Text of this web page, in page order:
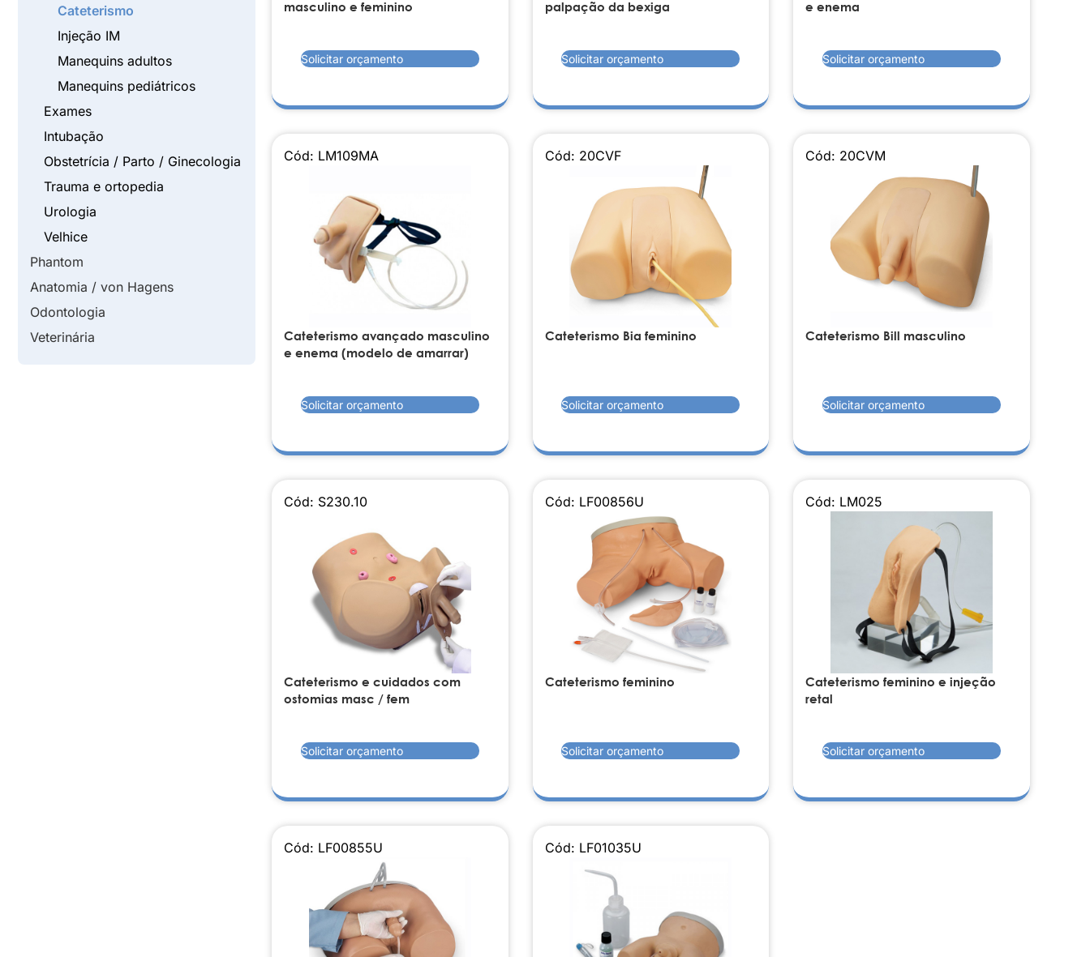
Cateterismo
Injeção IM
Manequins adultos
Manequins pediátricos
Exames
Intubação
Obstetrícia / Parto / Ginecologia
Trauma e ortopedia
Urologia
Velhice
Phantom
Anatomia / von Hagens
Odontologia
Veterinária
masculino e feminino
Solicitar orçamento
palpação da bexiga
Solicitar orçamento
e enema
Solicitar orçamento
Cód: LM109MA
Cateterismo avançado masculino
e enema (modelo de amarrar)
Solicitar orçamento
Cód: 20CVF
Cateterismo Bia feminino
Solicitar orçamento
Cód: 20CVM
Cateterismo Bill masculino
Solicitar orçamento
Cód: S230.10
Cateterismo e cuidados com
ostomias masc / fem
Solicitar orçamento
Cód: LF00856U
Cateterismo feminino
Solicitar orçamento
Cód: LM025
Cateterismo feminino e injeção
retal
Solicitar orçamento
Cód: LF00855U Cód: LF01035U